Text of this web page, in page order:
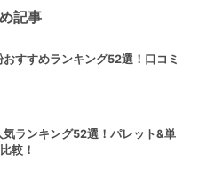
記事
すすめランキング52選！口コミ
ランキング52選！パレット&単
較！